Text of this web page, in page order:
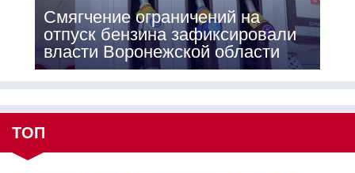
Смягчение ограничений на
отпуск бензина зафиксировали
власти Воронежской области
ТОП